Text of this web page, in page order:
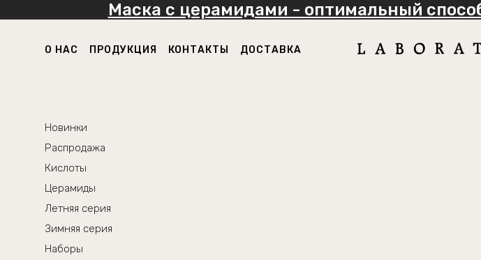
Маска с церамидами - оптимальный
О НАС ПРОДУКЦИЯ КОНТАКТЫ ДОСТАВКА
Новинки
Распродажа
Кислоты
Церамиды
Летняя серия
Зимняя серия
Наборы